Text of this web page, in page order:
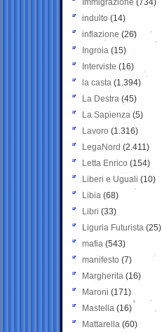
Immigrazione (734)
indulto (14)
inflazione (26)
Ingroia (15)
Interviste (16)
la casta (1.394)
La Destra (45)
La Sapienza (5)
Lavoro (1.316)
LegaNord (2.411)
Letta Enrico (154)
Liberi e Uguali (10)
Libia (68)
Libri (33)
Liguria Futurista (25)
mafia (543)
manifesto (7)
Margherita (16)
Maroni (171)
Mastella (16)
Mattarella (60)